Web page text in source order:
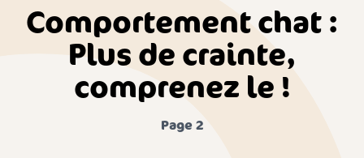
Comportement chat :
Plus de crainte,
comprenez le !
Page 2